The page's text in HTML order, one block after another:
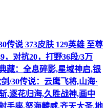
传说 373皮肤 129英雄 至尊
，对抗20，打野36段/3万
藏：全息碎影,星域神启,银
/30传说：云鹰飞将,山海·
,逐花归海,久胜战神,画中